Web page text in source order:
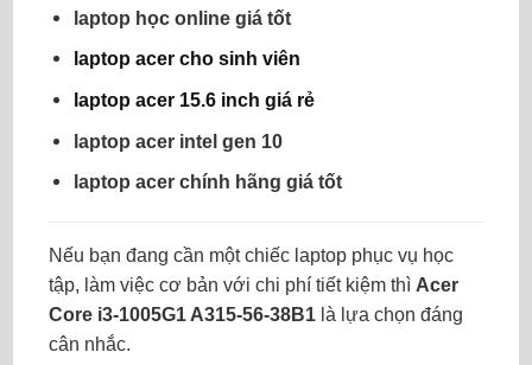
laptop học online giá tốt
laptop acer cho sinh viên
laptop acer 15.6 inch giá rẻ
laptop acer intel gen 10
laptop acer chính hãng giá tốt
Nếu bạn đang cần một chiếc laptop phục vụ học
tập, làm việc cơ bản với chi phí tiết kiệm thì Acer
Core i3-1005G1 A315-56-38B1 là lựa chọn đáng
cân nhắc.